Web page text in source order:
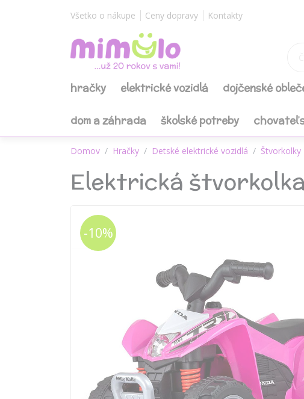
Všetko o nákupe Ceny dopravy Kontakty
hračky elektrické vozidlá dojčenské
dom a záhrada školské potreby
Domov Hračky Detské elektrické vozidlá Štvorkolky
Elektrická
-10%